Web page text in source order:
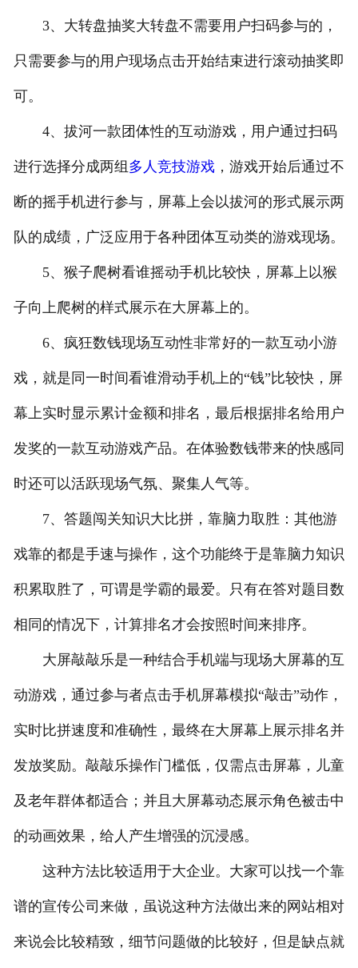
3、大转盘抽奖大转盘不需要用户扫码参与的，
只需要参与的用户现场点击开始结束进行滚动抽奖即
可。
4、拔河一款团体性的互动游戏，用户通过扫码
进行选择分成两组 多人竞技游戏 ，游戏开始后通过不
断的摇手机进行参与，屏幕上会以拔河的形式展示两
队的成绩，广泛应用于各种团体互动类的游戏现场。
5、猴子爬树看谁摇动手机比较快，屏幕上以猴
子向上爬树的样式展示在大屏幕上的。
6、疯狂数钱现场互动性非常好的一款互动小游
戏，就是同一时间看谁滑动手机上的“钱”比较快，屏
幕上实时显示累计金额和排名，最后根据排名给用户
发奖的一款互动游戏产品。在体验数钱带来的快感同
时还可以活跃现场气氛、聚集人气等。
7、答题闯关知识大比拼，靠脑力取胜：其他游
戏靠的都是手速与操作，这个功能终于是靠脑力知识
积累取胜了，可谓是学霸的最爱。只有在答对题目数
相同的情况下，计算排名才会按照时间来排序。
大屏敲敲乐是一种结合手机端与现场大屏幕的互
动游戏，通过参与者点击手机屏幕模拟“敲击”动作，
实时比拼速度和准确性，最终在大屏幕上展示排名并
发放奖励。敲敲乐操作门槛低，仅需点击屏幕，儿童
及老年群体都适合；并且大屏幕动态展示角色被击中
的动画效果，给人产生增强的沉浸感。
这种方法比较适用于大企业。大家可以找一个靠
谱的宣传公司来做，虽说这种方法做出来的网站相对
来说会比较精致，细节问题做的比较好，但是缺点就